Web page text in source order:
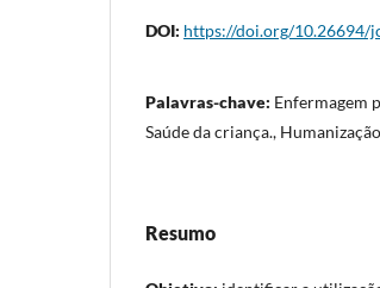
DOI: https://doi.org/10.26694/
Palavras-chave: Enfermagem
Saúde da criança.,
Resumo